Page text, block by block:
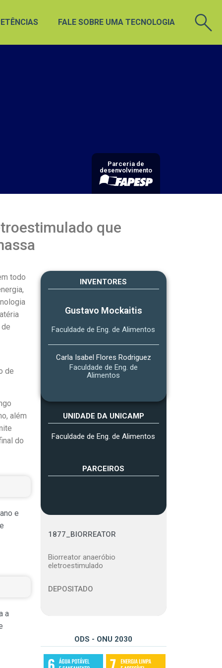
FALE SOBRE UMA TECNOLOGIA
Parceria de
desenvolvimento
que
todo
de
além
do
e
a
INVENTORES
Gustavo Mockaitis
Faculdade de Eng. de Alimentos
Carla Isabel Flores Rodriguez
Faculdade de Eng. de
Alimentos
UNIDADE DA UNICAMP
Faculdade de Eng. de Alimentos
PARCEIROS
1877_BIORREATOR
Biorreator anaeróbio
eletroestimulado
DEPOSITADO
ODS - ONU 2030